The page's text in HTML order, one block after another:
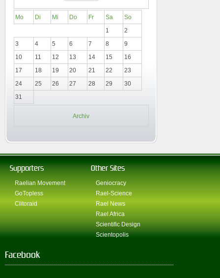
Mo Di Mi Do Fr Sa
So
1
2
3
4 5 6 7 8
9
10
11 12 13 14 15
16
17
18 19 20 21 22
23
24
25 26 27 28 29
30
31
Archiv
Supporters
Raelian Movement
GoTopless
Clitoraid
Other Sites
Geniocracy
Rael-Science
Rael News
Rael Africa
Scientific Design
Scientopolis
Facebook